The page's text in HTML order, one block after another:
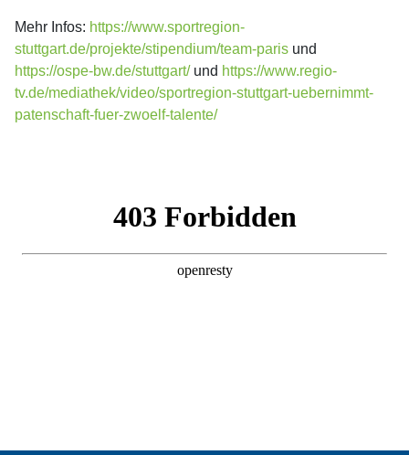
Mehr Infos: https://www.sportregion-
stuttgart.de/projekte/stipendium/team-paris und
https://ospe-bw.de/stuttgart/und https://www.regio-
tv.de/mediathek/video/sportregion-stuttgart-uebernimmt-
patenschaft-fuer-zwoelf-talente/